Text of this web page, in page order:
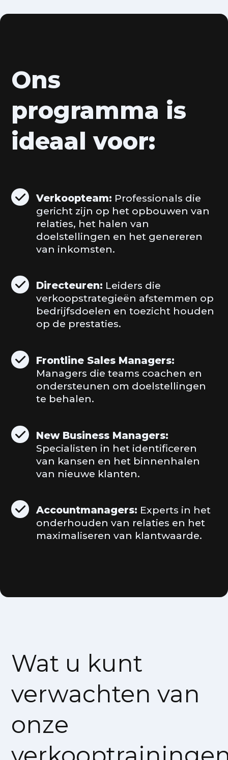
Ons
programma is
ideaal voor:
Verkoopteam: Professionals die
gericht zijn op het opbouwen van
relaties, het halen van
doelstellingen en het genereren
van inkomsten.
Directeuren: Leiders die
verkoopstrategieën afstemmen op
bedrijfsdoelen en toezicht houden
op de prestaties.
Frontline Sales Managers:
Managers die teams coachen en
ondersteunen om doelstellingen
te behalen.
New Business Managers:
Specialisten in het identificeren
van kansen en het binnenhalen
van nieuwe klanten.
Accountmanagers: Experts in het
onderhouden van relaties en het
maximaliseren van klantwaarde.
Wat u kunt
verwachten van
onze